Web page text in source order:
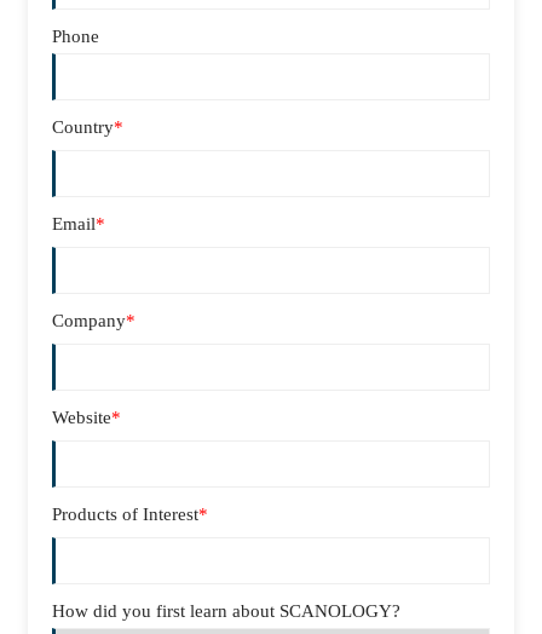
Phone
Country*
Email*
Company*
Website*
Products of Interest*
How did you first learn about SCANOLOGY?